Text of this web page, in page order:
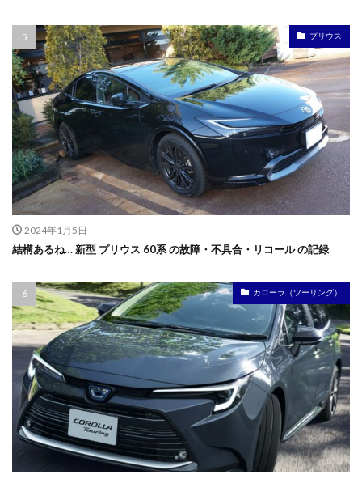
プリウス
2024年1月5日
結構あるね… 新型 プリウス 60系 の故障・不具合・リコール の記録
カローラ（ツーリング）